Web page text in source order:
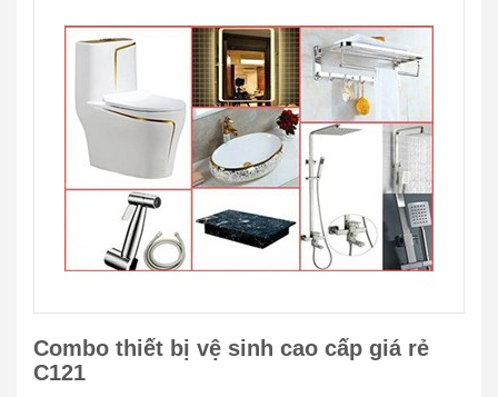
Combo thiết bị vệ sinh cao cấp giá rẻ
C121